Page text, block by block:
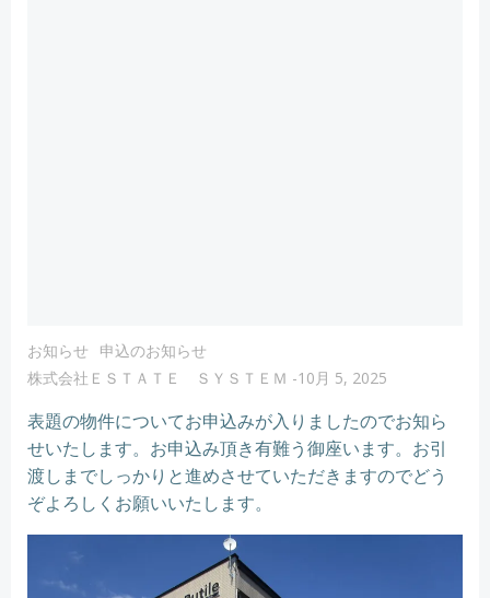
お知らせ
申込のお知らせ
株式会社ＥＳＴＡＴＥ ＳＹＳＴＥＭ -10月 5, 2025
表題の物件についてお申込みが入りましたのでお知ら
せいたします。お申込み頂き有難う御座います。お引
渡しまでしっかりと進めさせていただきますのでどう
ぞよろしくお願いいたします。